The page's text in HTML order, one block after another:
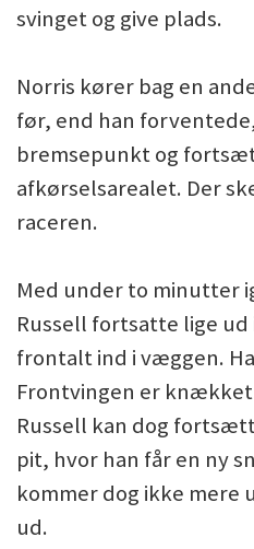
svinget og give plads.
Norris kører bag en
før, end han
bremsepunkt og
afkørselsarealet. Der
raceren.
Med under to minutter
Russell fortsatte lige ud
frontalt ind i væggen.
Frontvingen er knækket
Russell kan dog
pit, hvor han får en ny
kommer dog ikke mere
ud.